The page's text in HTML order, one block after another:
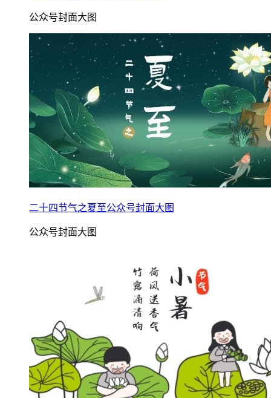
公众号封面大图
二十四节气之夏至公众号封面大图
公众号封面大图